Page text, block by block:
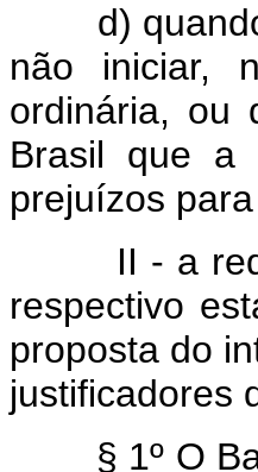
d) quando,
não iniciar,
ordinária, ou
Brasil que a
prejuízos
II - a
respectivo
proposta do
justificadores
§ 1º O